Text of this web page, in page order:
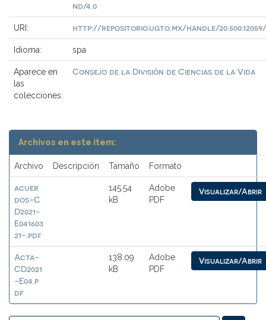
nd/4.0
URI: http://repositorio.ugto.mx/handle/20.500.12059/
Idioma: spa
Aparece en
las
colecciones:
Consejo de la División de Ciencias de la Vida
Archivos en este ítem:
Archivo Descripción Tamaño Formato
acuer
dos-C
D2021-
E041603
21-.pdf
145.54
kB
Adobe
PDF
Visualizar/Abrir
Acta-
CD2021
-E04.p
df
138.09
kB
Adobe
PDF
Visualizar/Abrir